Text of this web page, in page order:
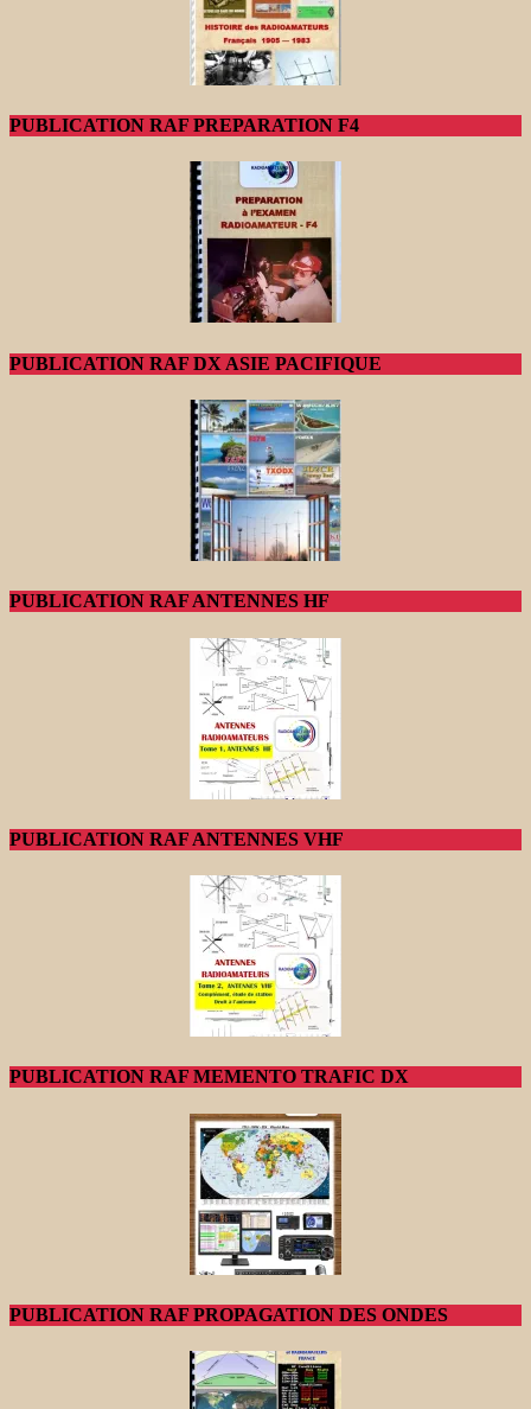
PUBLICATION RAF PREPARATION F4
PUBLICATION RAF DX ASIE PACIFIQUE
PUBLICATION RAF ANTENNES HF
PUBLICATION RAF ANTENNES VHF
PUBLICATION RAF MEMENTO TRAFIC DX
PUBLICATION RAF PROPAGATION DES ONDES